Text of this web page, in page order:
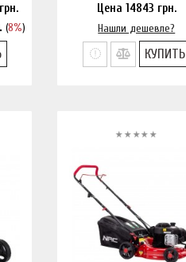
грн.
(8%)
Цена 14843 грн.
Нашли дешевле?
КУПИТЬ